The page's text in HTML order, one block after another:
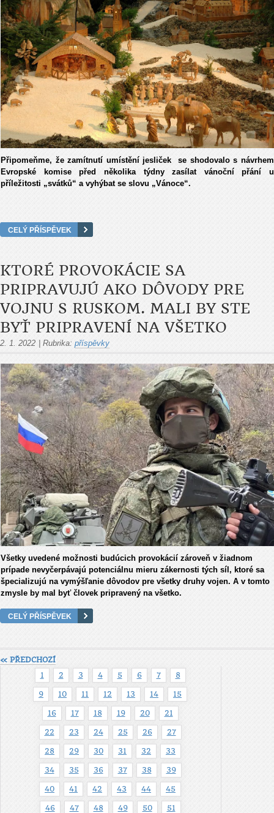
Připomeňme, že zamítnutí umístění jesliček se shodovalo s návrhem
Evropské komise před několika týdny zasílat vánoční přání u
příležitosti „svátků“ a vyhýbat se slovu „Vánoce“.
CELÝ PŘÍSPĚVEK
KTORÉ PROVOKÁCIE SA
PRIPRAVUJÚ AKO DÔVODY PRE
VOJNU S RUSKOM. MALI BY STE
BYŤ PRIPRAVENÍ NA VŠETKO
2. 1. 2022 Rubrika: příspěvky
Všetky uvedené možnosti budúcich provokácií zároveň v žiadnom
prípade nevyčerpávajú potenciálnu mieru zákernosti tých síl, ktoré sa
špecializujú na vymýšľanie dôvodov pre všetky druhy vojen. A v tomto
zmysle by mal byť človek pripravený na všetko.
CELÝ PŘÍSPĚVEK
« PŘEDCHOZÍ
1
2 3 4 5 6 7 8
9 10 11 12 13 14 15
16 17 18 19 20 21
22 23 24 25 26 27
28 29 30 31 32 33
34 35 36 37 38 39
40 41 42 43 44 45
46 47 48 49 50 51